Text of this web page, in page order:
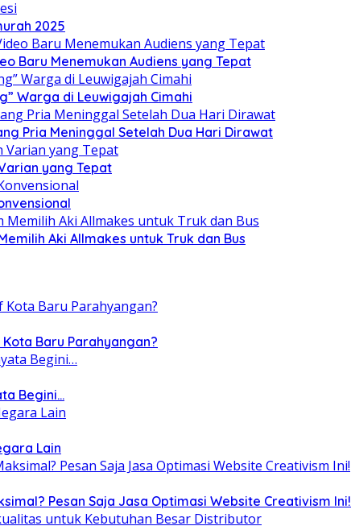
2025
Baru Menemukan Audiens yang Tepat
Warga di Leuwigajah Cimahi
Pria Meninggal Setelah Dua Hari Dirawat
yang Tepat
Aki Allmakes untuk Truk dan Bus
Baru Parahyangan?
Begini…
Lain
Pesan Saja Jasa Optimasi Website Creativism Ini!